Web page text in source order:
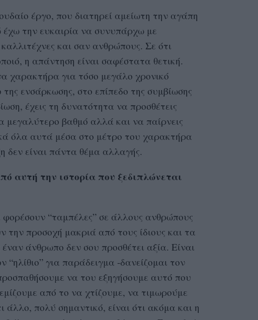
έργο, που διατηρεί αμείωτη την αγάπη
έχω την ευκαιρία να συνυπάρχω με
και σαν ανθρώπους. Σε ότι
η απάντηση είναι σαφέστατα θετική.
χαρακτήρα για τόσο μεγάλο χρονικό
ενσάρκωσης, στο επίπεδο της συμβίωσης
έχεις τη δυνατότητα να προσθέτεις
μεγαλύτερο βαθμό αλλά και να παίρνεις
όλα αυτά μέσα στο μέτρο του χαρακτήρα
δεν είναι πάντα θέμα αλλαγής.
αυτή την ιστορία που ξεδιπλώνεται
“ταμπέλες” σε άλλους ανθρώπους
την προσοχή μακριά από τους ίδιους και τα
άνθρωπο δεν σου προσθέτει αξία. Είναι
για παράδειγμα -δανείζομαι τον
να του εξηγήσουμε αυτό που
από το να χτίζουμε, να τιμωρούμε
πολύ σημαντικό, είναι ότι ακόμα και η